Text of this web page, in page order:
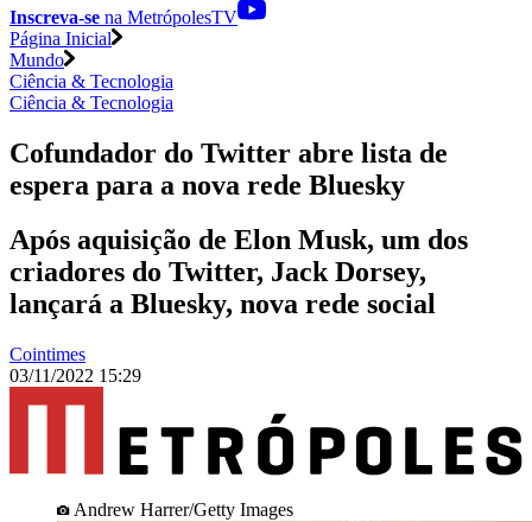
Inscreva-se na MetrópolesTV
Página Inicial
Mundo
Ciência & Tecnologia
Ciência & Tecnologia
Cofundador do Twitter abre lista de
espera para a nova rede Bluesky
Após aquisição de Elon Musk, um dos
criadores do Twitter, Jack Dorsey,
lançará a Bluesky, nova rede social
Cointimes
03/11/2022 15:29
Andrew Harrer/Getty Images